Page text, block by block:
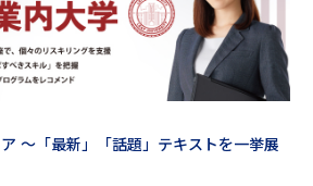
～「最新」「話題」テキストを一挙展